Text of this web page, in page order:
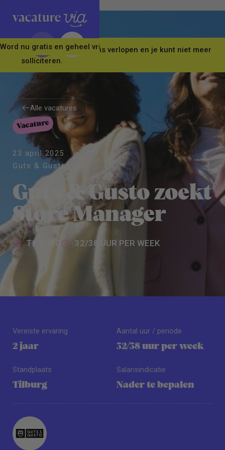
Word nu gratis en geheel vrijblijvend lid van ons Vacature Via
Let op! Deze vacature is verlopen en je kunt niet meer
solliciteren.
Alle vacatures
Alle vacatures
Vacature
23 april 2025
Guts & Gusto B.V.
Guts & Gusto zoekt
Store Manager
TILBURG 32/38 UUR PER WEEK
Vereiste ervaring
2 jaar
Standplaats
Tilburg
Aantal uur / periode
32/38 uur per week
Salarisindicatie
Nader te bepalen